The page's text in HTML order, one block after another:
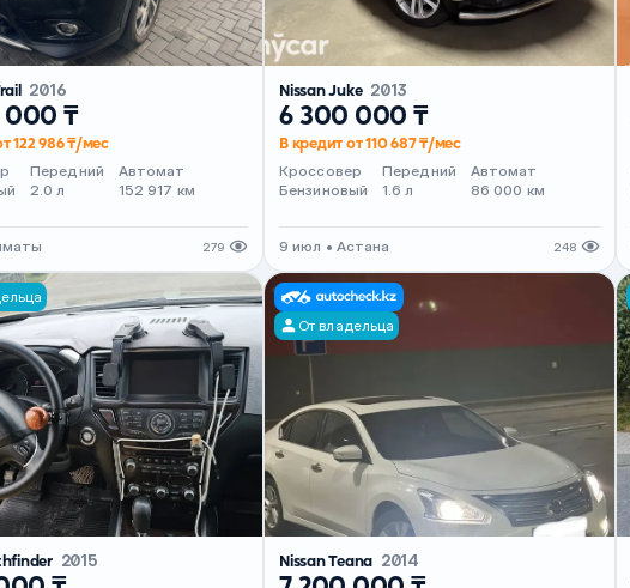
2016
₸
122 986 ₸/мес
Передний
2.0 л
Автомат
152 917 км
279
Nissan Juke 2013
6 300 000 ₸
В кредит от 110 687 ₸/мес
Кроссовер
Бензиновый
Передний
1.6 л
Автомат
86 000 км
9 июл • Астана 248
2015
От владельца
Nissan Teana 2014